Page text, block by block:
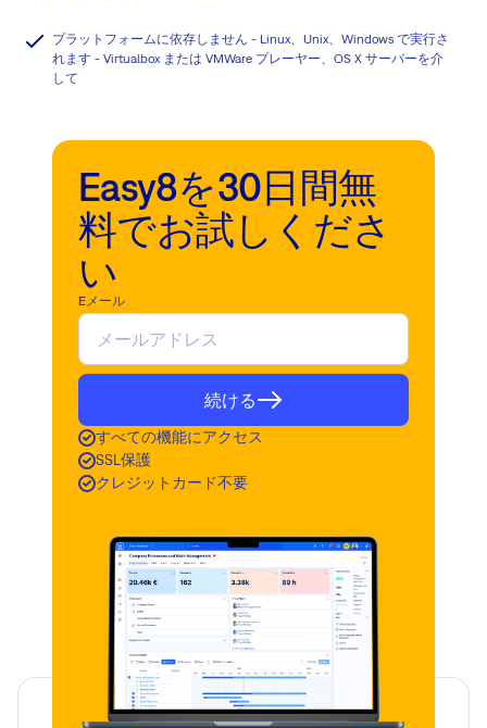
プラットフォームに依存しません - Linux、Unix、Windows で実行さ
れます - Virtualbox または VMWare プレーヤー、OS X サーバーを介
して
Easy8を30日間無
料でお試しくださ
い
Eメール
続ける
すべての機能にアクセス
SSL保護
クレジットカード不要